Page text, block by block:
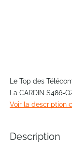
to
the
of
gallery
Le Top des
La CARDIN S486-
Voir la description
Description